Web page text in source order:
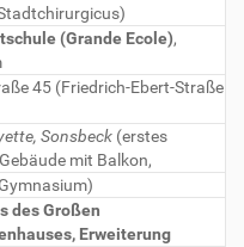
(Grande Ecole),
45 (Friedrich-Ebert-Straße
Sonsbeck (erstes
mit Balkon,
des Großen
Erweiterung